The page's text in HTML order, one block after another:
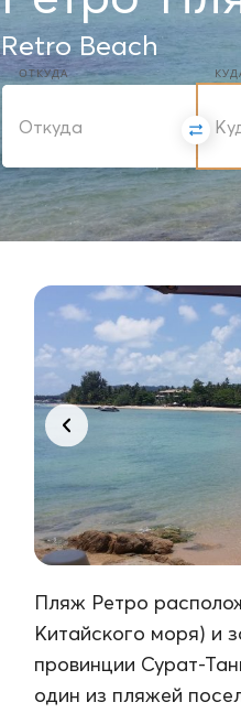
Retro Beach
ОТКУДА
Пляж Ретро
Китайского моря) и
провинции Сурат-
один из пляжей